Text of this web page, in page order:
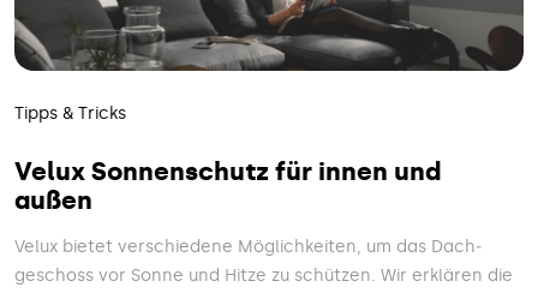
Tipps & Tricks
Velux Sonnenschutz für innen und
außen
Velux bietet verschiedene Möglich­keiten, um das Dach­
geschoss vor Sonne und Hitze zu schützen. Wir erklären die